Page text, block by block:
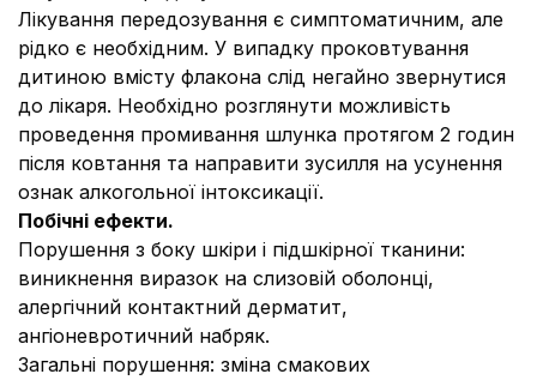
Лікування передозування є симптоматичним, але
рідко є необхідним. У випадку проковтування
дитиною вмісту флакона слід негайно звернутися
до лікаря. Необхідно розглянути можливість
проведення промивання шлунка протягом 2 годин
після ковтання та направити зусилля на усунення
ознак алкогольної інтоксикації.
Побічні ефекти.
Порушення з боку шкіри і підшкірної тканини:
виникнення виразок на слизовій оболонці,
алергічний контактний дерматит,
ангіоневротичний набряк.
Загальні порушення: зміна смакових